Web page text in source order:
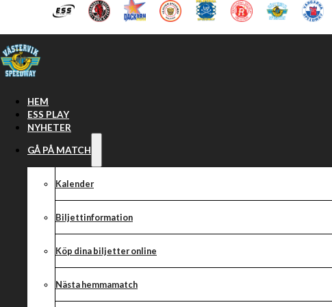
Hoppa till huvudinnehåll Hoppa till sidfot
HEM
ESS PLAY
NYHETER
GÅ PÅ MATCH
Kalender
Biljettinformation
Köp dina biljetter online
Nästa hemmamatch
Preliminära